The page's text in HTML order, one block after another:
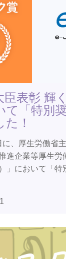
臣表彰 輝
て「特別
！
、厚生労働省
進企業等厚生労
」において「特